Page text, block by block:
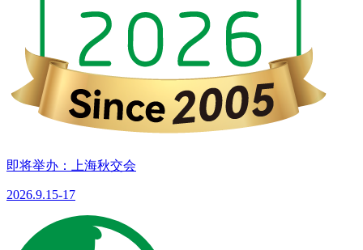
即将举办：上海秋交会
2026.9.15-17